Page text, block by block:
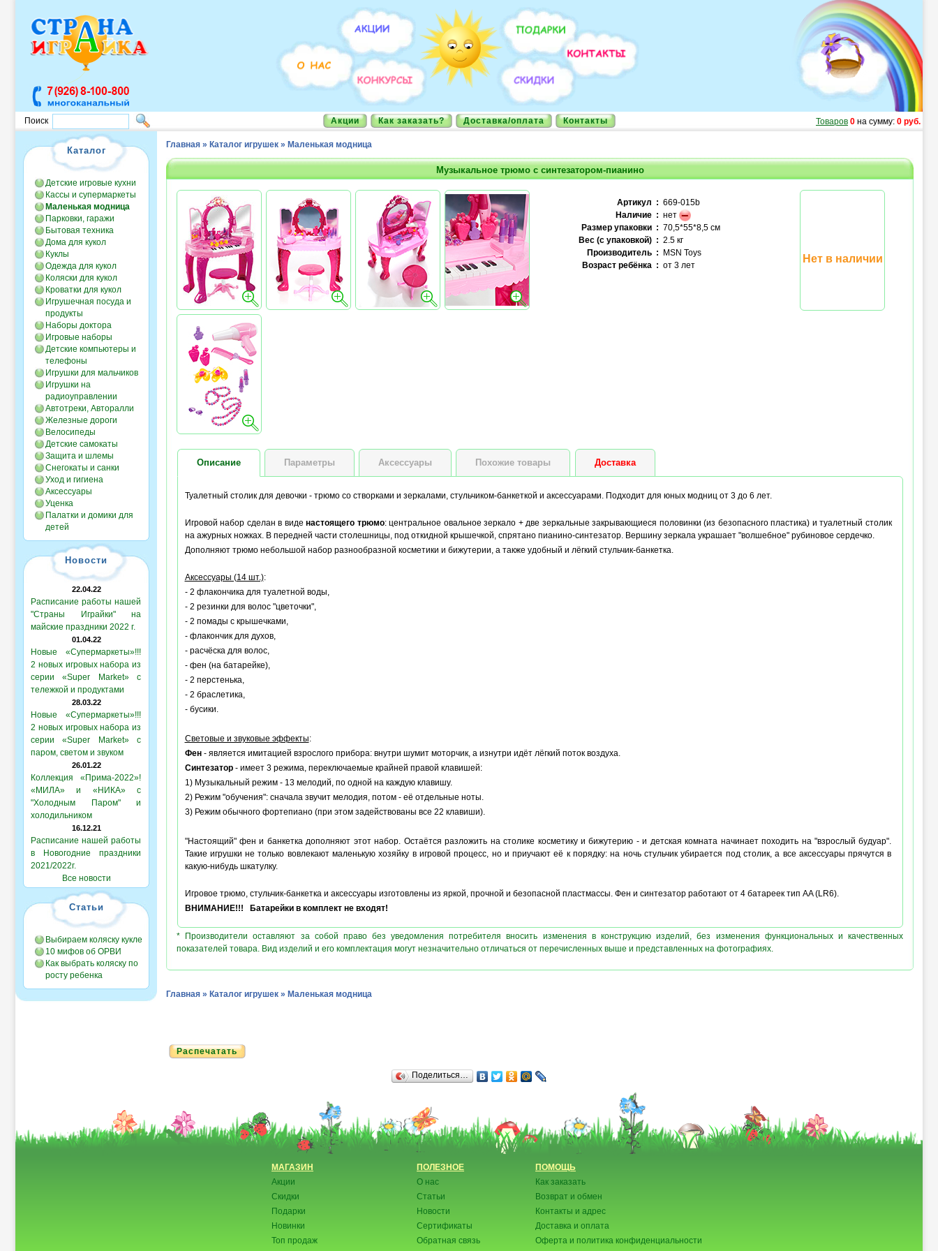
Поиск Акции Как заказать? Доставка/оплата Контакты Товаров 0 на сумму: 0 руб.
Каталог
Детские игровые кухни
Кассы и супермаркеты
Маленькая модница
Парковки, гаражи
Бытовая техника
Дома для кукол
Куклы
Одежда для кукол
Коляски для кукол
Кроватки для кукол
Игрушечная посуда и
продукты
Наборы доктора
Игровые наборы
Детские компьютеры и
телефоны
Игрушки для мальчиков
Игрушки на
радиоуправлении
Автотреки, Авторалли
Железные дороги
Велосипеды
Детские самокаты
Защита и шлемы
Снегокаты и санки
Уход и гигиена
Аксессуары
Уценка
Палатки и домики для
детей
Новости
22.04.22
Расписание работы нашей
"Страны Играйки" на
майские праздники 2022 г.
01.04.22
Новые «Супермаркеты»!!!
2 новых игровых набора из
серии «Super Market» с
тележкой и продуктами
28.03.22
Новые «Супермаркеты»!!!
2 новых игровых набора из
серии «Super Market» с
паром, светом и звуком
26.01.22
Коллекция «Прима-2022»!
«МИЛА» и «НИКА» с
"Холодным Паром" и
холодильником
16.12.21
Расписание нашей работы
в Новогодние праздники
2021/2022г.
Все новости
Статьи
Выбираем коляску кукле
10 мифов об ОРВИ
Как выбрать коляску по
росту ребенка
Главная » Каталог игрушек » Маленькая модница
Музыкальное трюмо с синтезатором-пианино
Артикул : 669-015b
Наличие : нет
Размер упаковки : 70,5*55*8,5 см
Вес (с упаковкой) : 2.5 кг
Производитель : MSN Toys
Возраст ребёнка : от 3 лет
Нет в наличии
Описание Параметры Аксессуары Похожие товары Доставка
Туалетный столик для девочки - трюмо со створками и зеркалами, стульчиком-банкеткой и аксессуарами. Подходит для юных модниц от 3 до 6 лет.
Игровой набор сделан в виде настоящего трюмо: центральное овальное зеркало + две зеркальные закрывающиеся половинки (из безопасного пластика) и туалетный столик
на ажурных ножках. В передней части столешницы, под откидной крышечкой, спрятано пианино-синтезатор. Вершину зеркала украшает "волшебное" рубиновое сердечко.
Дополняют трюмо небольшой набор разнообразной косметики и бижутерии, а также удобный и лёгкий стульчик-банкетка.
Аксессуары (14 шт.):
- 2 флакончика для туалетной воды,
- 2 резинки для волос "цветочки",
- 2 помады с крышечками,
- флакончик для духов,
- расчёска для волос,
- фен (на батарейке),
- 2 перстенька,
- 2 браслетика,
- бусики.
Световые и звуковые эффекты:
Фен- является имитацией взрослого прибора: внутри шумит моторчик, а изнутри идёт лёгкий поток воздуха.
Синтезатор- имеет 3 режима, переключаемые крайней правой клавишей:
1) Музыкальный режим - 13 мелодий, по одной на каждую клавишу.
2) Режим "обучения": сначала звучит мелодия, потом - её отдельные ноты.
3) Режим обычного фортепиано (при этом задействованы все 22 клавиши).
"Настоящий" фен и банкетка дополняют этот набор. Остаётся разложить на столике косметику и бижутерию - и детская комната начинает походить на "взрослый будуар".
Такие игрушки не только вовлекают маленькую хозяйку в игровой процесс, но и приучают её к порядку: на ночь стульчик убирается под столик, а все аксессуары прячутся в
какую-нибудь шкатулку.
Игровое трюмо, стульчик-банкетка и аксессуары изготовлены из яркой, прочной и безопасной пластмассы. Фен и синтезатор работают от 4 батареек тип AA (LR6).
ВНИМАНИЕ!!! Батарейки в комплект не входят!
* Производители оставляют за собой право без уведомления потребителя вносить изменения в конструкцию изделий, без изменения функциональных и качественных
показателей товара. Вид изделий и его комплектация могут незначительно отличаться от перечисленных выше и представленных на фотографиях.
Главная » Каталог игрушек » Маленькая модница
Распечатать
Поделиться…
МАГАЗИН
Акции
Скидки
Подарки
Новинки
Топ продаж
ПОЛЕЗНОЕ
О нас
Статьи
Новости
Сертификаты
Обратная связь
ПОМОЩЬ
Как заказать
Возврат и обмен
Контакты и адрес
Доставка и оплата
Оферта и политика конфиденциальности